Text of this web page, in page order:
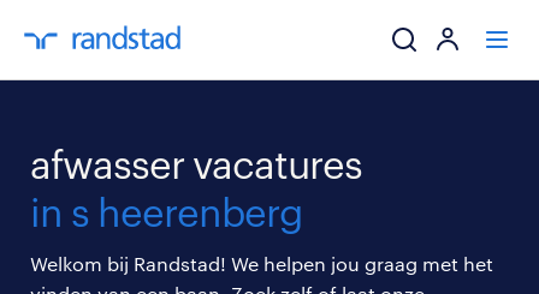
mijn carrière
afwasser vacatures
in s heerenberg
Welkom bij Randstad! We helpen jou graag met het